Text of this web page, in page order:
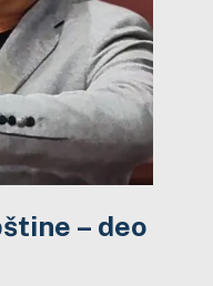
– deo